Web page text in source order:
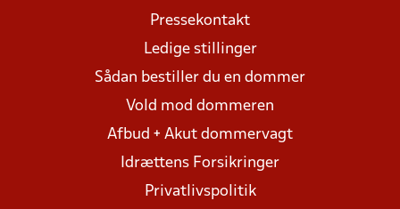
Pressekontakt
Ledige stillinger
Sådan bestiller du en dommer
Vold mod dommeren
Afbud + Akut dommervagt
Idrættens Forsikringer
Privatlivspolitik